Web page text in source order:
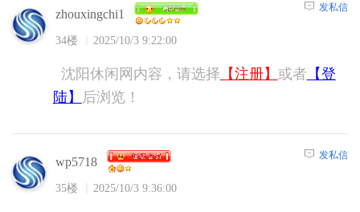
zhouxingchi1
34楼 2025/10/3 9:22:00
发私信
沈阳休闲网内容，请选择 【注册】 或者 【登
陆】
后浏览！
wp5718
35楼 2025/10/3 9:36:00
发私信